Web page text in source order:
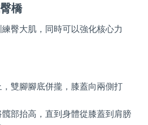
橋
臀大肌，同時可以強化核心力
雙腳腳底併攏，膝蓋向兩側打
部抬高，直到身體從膝蓋到肩膀